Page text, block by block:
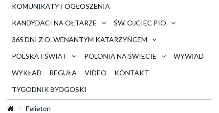
KOMUNIKATY I OGŁOSZENIA
KANDYDACI NA OŁTARZE
ŚW. OJCIEC PIO
365 DNI Z O. WENANTYM KATARZYŃCEM
POLSKA I ŚWIAT
POLONIA NA ŚWIECIE
WYWIAD
WYKŁAD
REGUŁA VIDEO
KONTAKT
TYGODNIK BYDGOSKI
Felieton